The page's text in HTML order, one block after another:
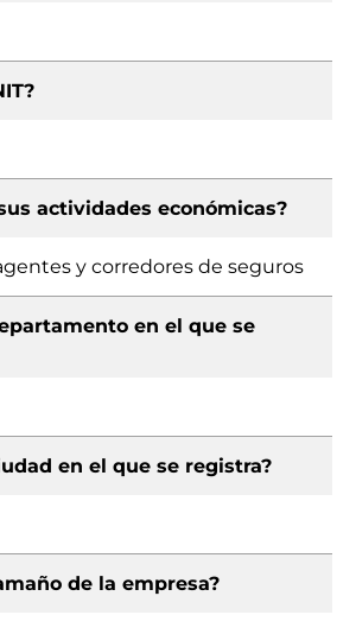
actividades económicas?
y corredores de seguros
en el que se
en el que se registra?
de la empresa?